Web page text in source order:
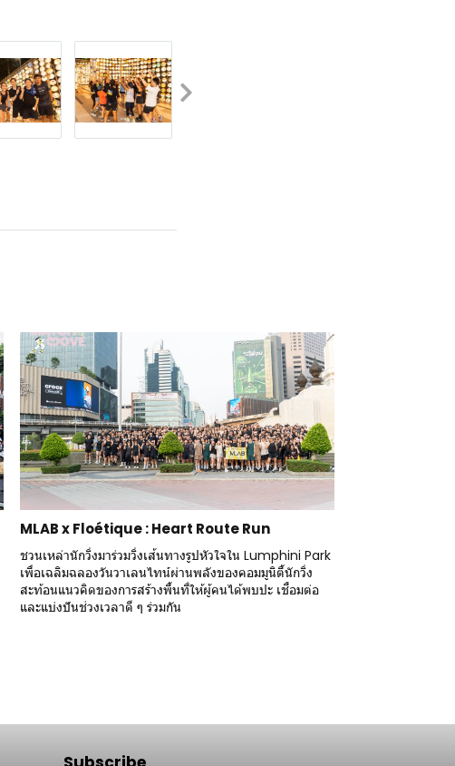
MLAB x Floétique : Heart Route Run
ชวนเหล่านักวิ่งมาร่วมวิ่งเส้นทางรูปหัวใจใน Lumphini Park
เพื่อเฉลิมฉลองวันวาเลนไทน์ผ่านพลังของคอมมูนิตี้นักวิ่ง
สะท้อนแนวคิดของการสร้างพื้นที่ให้ผู้คนได้พบปะ เชื่อมต่อ
และแบ่งปันช่วงเวลาดี ๆ ร่วมกัน